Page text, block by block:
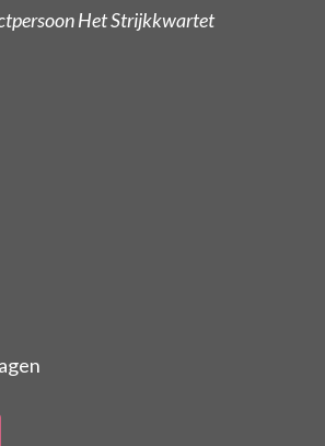
Het Strijkkwartet